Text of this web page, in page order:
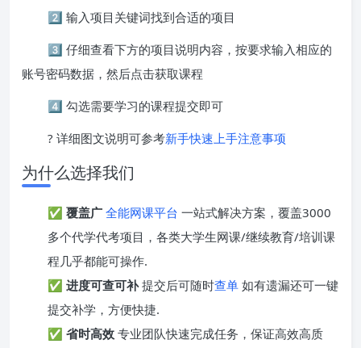
2️⃣ 输入项目关键词找到合适的项目
3️⃣ 仔细查看下方的项目说明内容，按要求输入相应的
账号密码数据，然后点击获取课程
4️⃣ 勾选需要学习的课程提交即可
? 详细图文说明可参考新手快速上手注意事项
为什么选择我们
✅ 覆盖广 全能网课平台 一站式解决方案，覆盖3000
多个代学代考项目，各类大学生网课/继续教育/培训课
程几乎都能可操作.
✅ 进度可查可补提交后可随时查单 如有遗漏还可一键
提交补学，方便快捷.
✅ 省时高效 专业团队快速完成任务，保证高效高质